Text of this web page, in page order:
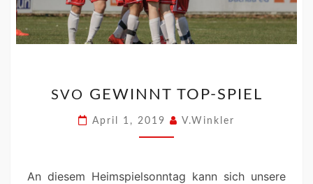
SVO GEWINNT TOP-SPIEL
April 1, 2019 V.Winkler
An diesem Heim­spiel­son­ntag kann sich unsere